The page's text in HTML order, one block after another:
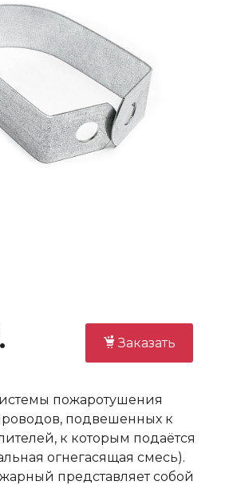
Заказать
пожаротушения
подвешенных к
к которым подаётся
огнегасящая смесь).
представляет собой